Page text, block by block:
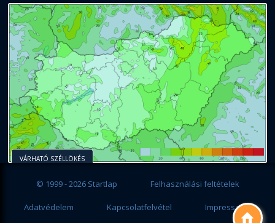

VÁRHATÓ SZÉLLÖKÉS
© 1999 - 2026 Startlap Felhasználási feltételek
Adatvédelem Kapcsolatfelvétel Impresszum